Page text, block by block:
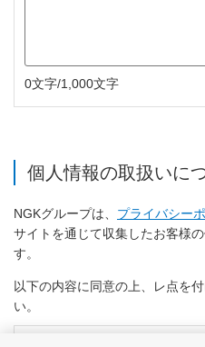
0文字/1,000文字
個人情報の取扱いに
NGKグループは、 プライバシー
新規ウィンドウを開きます
サイトを通じて収集したお客様
す。
以下の内容に同意の上、レ点を
い。